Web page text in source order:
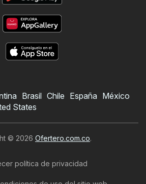
Brasil Chile España México
States
© 2026 Ofertero.com.co.
política de privacidad